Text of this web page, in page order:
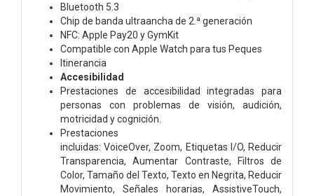
Bluetooth 5.3
Chip de banda ultraancha de 2.ª generación
NFC: Apple Pay20 y GymKit
Compatible con Apple Watch para tus Peques
Itinerancia
Accesibilidad
Prestaciones de accesibilidad integradas para
personas con problemas de visión, audición,
motricidad y cognición.
Prestaciones
incluidas:VoiceOver, Zoom, Etiquetas I/O, Reducir
Transparencia,Aumentar Contraste,
Filtros de
Color, Tamaño del Texto, Texto en Negrita, Reducir
Movimiento, Señales horarias, AssistiveTouch,